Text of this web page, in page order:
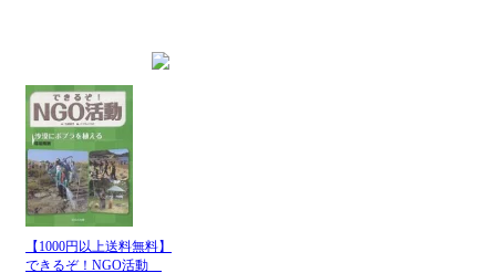
【1000円以上送料無料】
できるぞ！NGO活動